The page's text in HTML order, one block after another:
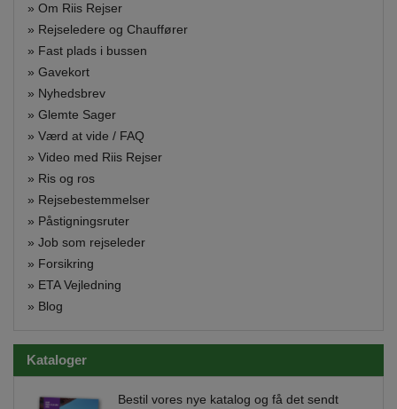
» Om Riis Rejser
» Rejseledere og Chauffører
» Fast plads i bussen
» Gavekort
» Nyhedsbrev
» Glemte Sager
» Værd at vide / FAQ
» Video med Riis Rejser
» Ris og ros
» Rejsebestemmelser
» Påstigningsruter
» Job som rejseleder
» Forsikring
» ETA Vejledning
» Blog
Kataloger
Bestil vores nye katalog og få det sendt